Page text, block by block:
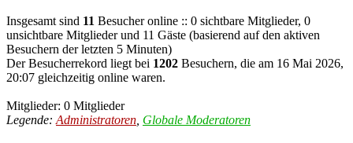
Insgesamt sind 11 Besucher online :: 0 sichtbare Mitglieder, 0
unsichtbare Mitglieder und 11 Gäste (basierend auf den aktiven
Besuchern der letzten 5 Minuten)
Der Besucherrekord liegt bei 1202 Besuchern, die am 16 Mai 2026,
20:07 gleichzeitig online waren.
Mitglieder: 0 Mitglieder
Legende:Administratoren, Globale Moderatoren